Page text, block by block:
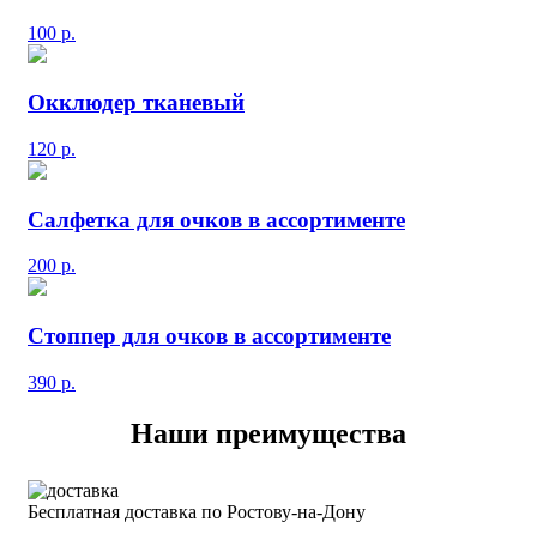
100 р.
Окклюдер тканевый
120 р.
Салфетка для очков в ассортименте
200 р.
Стоппер для очков в ассортименте
390 р.
Наши преимущества
Бесплатная доставка по Ростову-на-Дону